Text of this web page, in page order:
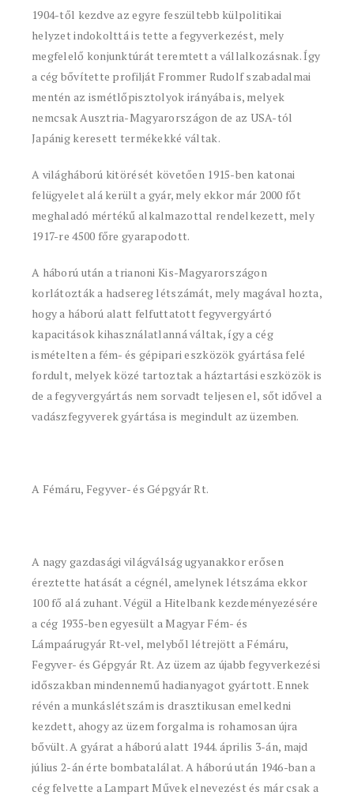
1904-től kezdve az egyre feszültebb külpolitikai
helyzet indokolttá is tette a fegyverkezést, mely
megfelelő konjunktúrát teremtett a vállalkozásnak. Így
a cég bővítette profilját Frommer Rudolf szabadalmai
mentén az ismétlőpisztolyok irányába is, melyek
nemcsak Ausztria-Magyarországon de az USA-tól
Japánig keresett termékekké váltak.
A világháború kitörését követően 1915-ben katonai
felügyelet alá került a gyár, mely ekkor már 2000 főt
meghaladó mértékű alkalmazottal rendelkezett, mely
1917-re 4500 főre gyarapodott.
A háború után a trianoni Kis-Magyarországon
korlátozták a hadsereg létszámát, mely magával hozta,
hogy a háború alatt felfuttatott fegyvergyártó
kapacitások kihasználatlanná váltak, így a cég
ismételten a fém- és gépipari eszközök gyártása felé
fordult, melyek közé tartoztak a háztartási eszközök is
de a fegyvergyártás nem sorvadt teljesen el, sőt idővel a
vadászfegyverek gyártása is megindult az üzemben.
A Fémáru, Fegyver- és Gépgyár Rt.
A nagy gazdasági világválság ugyanakkor erősen
éreztette hatását a cégnél, amelynek létszáma ekkor
100 fő alá zuhant. Végül a Hitelbank kezdeményezésére
a cég 1935-ben egyesült a Magyar Fém- és
Lámpaárugyár Rt-vel, melyből létrejött a Fémáru,
Fegyver- és Gépgyár Rt. Az üzem az újabb fegyverkezési
időszakban mindennemű hadianyagot gyártott. Ennek
révén a munkáslétszám is drasztikusan emelkedni
kezdett, ahogy az üzem forgalma is rohamosan újra
bővült. A gyárat a háború alatt 1944. április 3-án, majd
július 2-án érte bombatalálat. A háború után 1946-ban a
cég felvette a Lampart Művek elnevezést és már csak a